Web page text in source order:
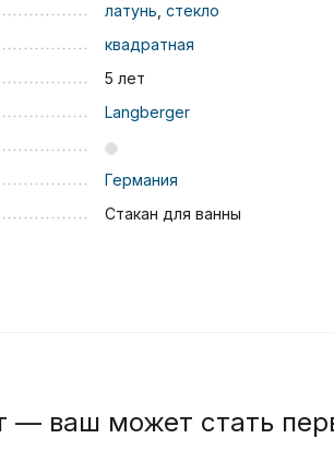
латунь стекло
квадратная
5 лет
Langberger
Германия
Стакан для ванны
— ваш может стать